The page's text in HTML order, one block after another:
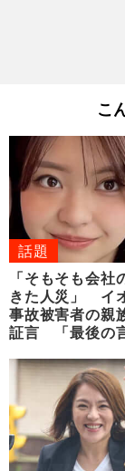
こ
話題
「そもそも会社
きた人災」 イ
事故被害者の親
証言 「最後の